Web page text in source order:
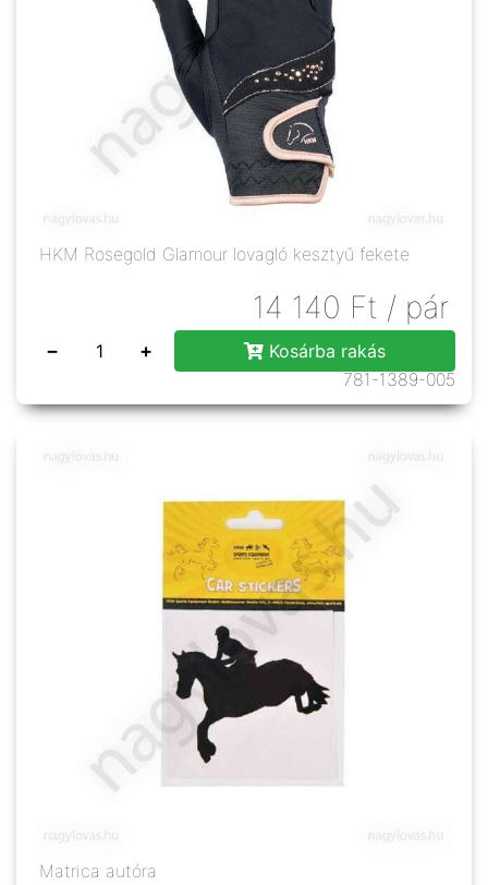
HKM Rosegold Glamour lovagló kesztyű fekete
14 140 Ft / pár
− +
Kosárba rakás
781-1389-005
Matrica autóra